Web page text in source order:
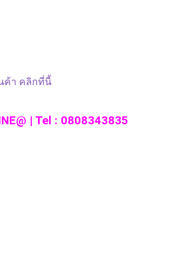
| Tel : 0808343835